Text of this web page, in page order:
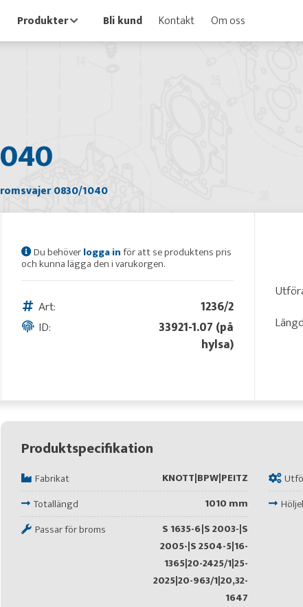
Produkter Bli kund Kontakt Om oss
0830/1040
Du behöverlogga inför att se produktens pris
och kunna lägga den i varukorgen.
Art:
1236/2
ID:
33921-1.07 (på
hylsa)
Produktspecifikation
Fabrikat KNOTT|BPW|PEITZ
Totallängd
1010 mm
Passar för broms
S 1635-6|S 2003-|S
2005-|S 2504-5|16-
1365|20-2425/1|25-
2025|20-963/1|20,32-
1647